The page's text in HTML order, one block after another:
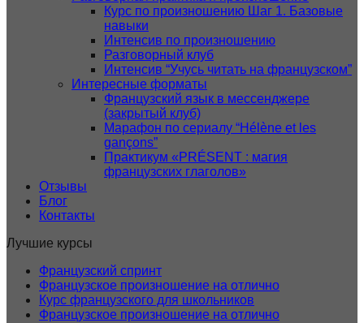
Курс по произношению Шаг 1. Базовые
навыки
Интенсив по произношению
Разговорный клуб
Интенсив “Учусь читать на французском”
Интересные форматы
Французский язык в мессенджере
(закрытый клуб)
Марафон по сериалу “Hélène et les
gançons”
Практикум «PRÉSENT : магия
французских глаголов»
Отзывы
Блог
Контакты
Лучшие курсы
Французский спринт
Французское произношение на отлично
Курс французского для школьников
Французское произношение на отлично